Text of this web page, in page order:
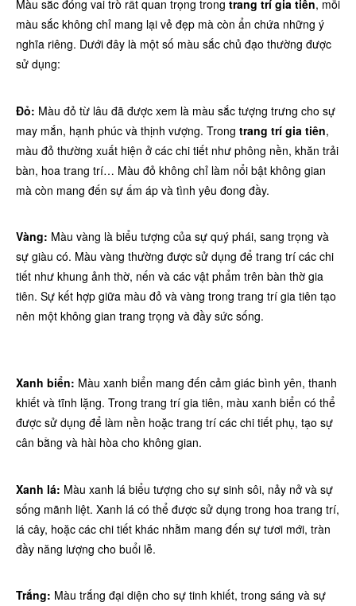
Màu sắc đóng vai trò rất quan trọng trong trang trí gia tiên, mỗi
màu sắc không chỉ mang lại vẻ đẹp mà còn ẩn chứa những ý
nghĩa riêng. Dưới đây là một số màu sắc chủ đạo thường được
sử dụng:
Đỏ: Màu đỏ từ lâu đã được xem là màu sắc tượng trưng cho sự
may mắn, hạnh phúc và thịnh vượng. Trong trang trí gia tiên,
màu đỏ thường xuất hiện ở các chi tiết như phông nền, khăn trải
bàn, hoa trang trí… Màu đỏ không chỉ làm nổi bật không gian
mà còn mang đến sự ấm áp và tình yêu đong đầy.
Vàng: Màu vàng là biểu tượng của sự quý phái, sang trọng và
sự giàu có. Màu vàng thường được sử dụng để trang trí các chi
tiết như khung ảnh thờ, nến và các vật phẩm trên bàn thờ gia
tiên. Sự kết hợp giữa màu đỏ và vàng trong trang trí gia tiên tạo
nên một không gian trang trọng và đầy sức sống.
Xanh biển: Màu xanh biển mang đến cảm giác bình yên, thanh
khiết và tĩnh lặng. Trong trang trí gia tiên, màu xanh biển có thể
được sử dụng để làm nền hoặc trang trí các chi tiết phụ, tạo sự
cân bằng và hài hòa cho không gian.
Xanh lá: Màu xanh lá biểu tượng cho sự sinh sôi, nảy nở và sự
sống mãnh liệt. Xanh lá có thể được sử dụng trong hoa trang trí,
lá cây, hoặc các chi tiết khác nhằm mang đến sự tươi mới, tràn
đầy năng lượng cho buổi lễ.
Trắng: Màu trắng đại diện cho sự tinh khiết, trong sáng và sự